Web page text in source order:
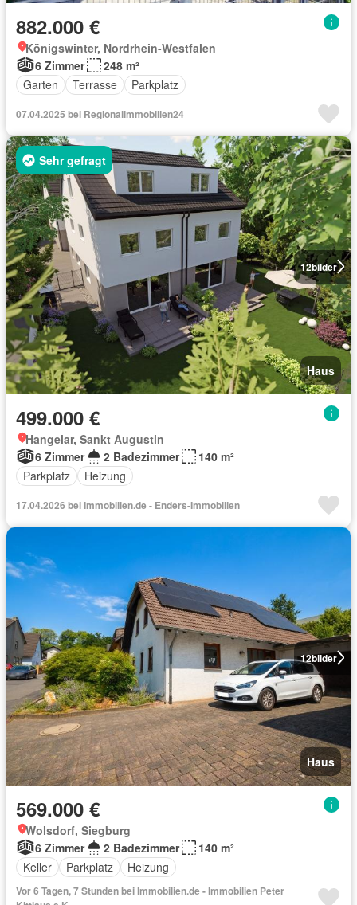
882.000 €
Königswinter, Nordrhein-Westfalen
6 Zimmer
248 m²
Garten
Terrasse Parkplatz
07.04.2025 bei Regionalimmobilien24
12bilder
Sehr gefragt
Haus
499.000 €
Hangelar, Sankt Augustin
6 Zimmer
2 Badezimmer
140 m²
Parkplatz
Heizung
17.04.2026 bei Immobilien.de - Enders-Immobilien
12bilder
Haus
569.000 €
Wolsdorf, Siegburg
6 Zimmer
2 Badezimmer
140 m²
Keller
Parkplatz Heizung
Vor 6 Tagen, 7 Stunden bei Immobilien.de - Immobilien Peter